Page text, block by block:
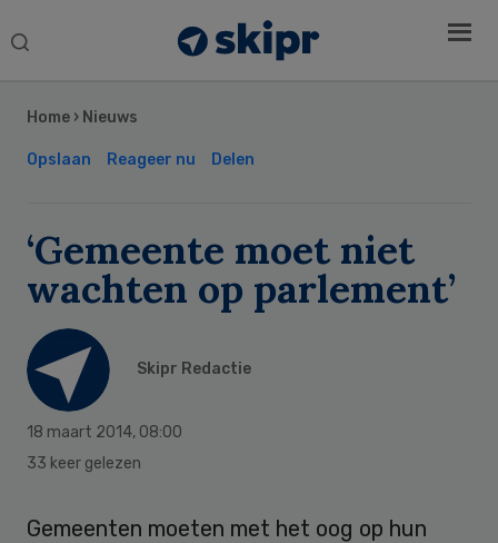
Search
Home › Nieuws
Opslaan Reageer nu Delen
‘Gemeente moet niet
wachten op parlement’
Skipr Redactie
18 maart 2014, 08:00
33 keer gelezen
Gemeenten moeten met het oog op hun
Sidebar